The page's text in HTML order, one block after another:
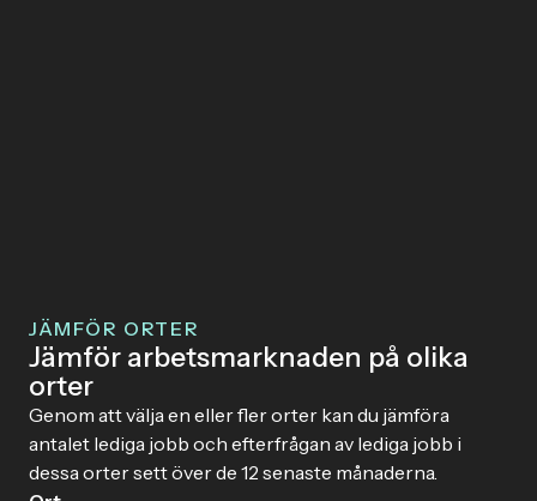
JÄMFÖR ORTER
Jämför arbetsmarknaden på olika
orter
Genom att välja en eller fler orter kan du jämföra
antalet lediga jobb och efterfrågan av lediga jobb i
dessa orter sett över de 12 senaste månaderna.